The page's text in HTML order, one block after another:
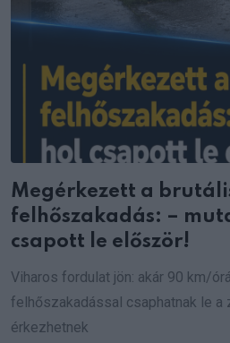
Megérkezett a
felhőszakadás: –
csapott le először!
Viharos fordulat jön: akár 90 km/
felhőszakadással csaphatnak le a
érkezhetnek